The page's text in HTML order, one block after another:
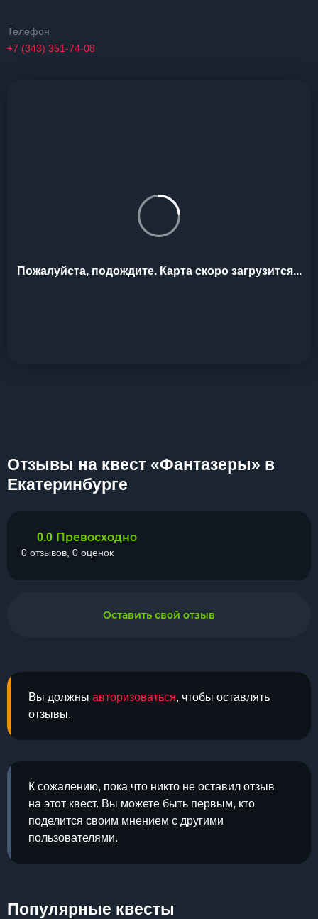
Телефон
+7 (343) 351-74-08
Пожалуйста, подождите. Карта скоро загрузится...
Отзывы на квест «Фантазеры» в
Екатеринбурге
Вы должны авторизоваться, чтобы оставлять
отзывы.
К сожалению, пока что никто не оставил отзыв
на этот квест. Вы можете быть первым, кто
поделится своим мнением с другими
пользователями.
0.0 Превосходно
0 отзывов, 0 оценок
Оставить свой отзыв
Популярные квесты